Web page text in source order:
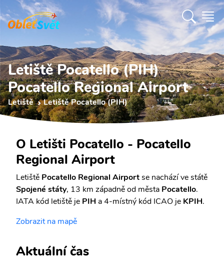
Letiště Pocatello (PIH)
Pocatello Regional Airport
Letiště Letiště Pocatello (PIH)
O Letišti Pocatello - Pocatello
Regional Airport
Letiště Pocatello Regional Airportse nachází ve státě
Spojené státy, 13 km západně od města Pocatello.
IATA kód letiště je PIH a 4-místný kód ICAO je KPIH.
Zobrazit na mapě
Aktuální čas